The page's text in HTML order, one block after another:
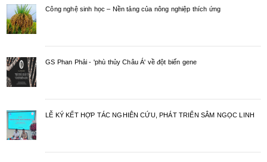
Công nghệ sinh học – Nền tảng của nông nghiệp thích ứng
GS Phan Phải - 'phù thủy Châu Á' về đột biến gene
LỄ KÝ KẾT HỢP TÁC NGHIÊN CỨU, PHÁT TRIỂN SÂM NGỌC LINH